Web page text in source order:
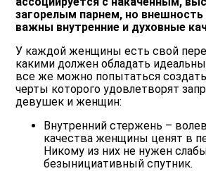
загорелым парнем, но внешность
важны внутренние и духовные
У каждой женщины есть свой
какими должен обладать
все же можно попытаться
черты которого удовлетворят
девушек и женщин:
Внутренний стержень –
качества женщины ценят в
Никому из них не нужен
безынициативный спутник.